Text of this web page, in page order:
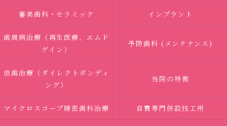
審美歯科・セラミック インプラント
歯周病治療（再生医療、エムド
ゲイン）
予防歯科 (メンテナンス)
虫歯治療（ダイレクトボンディ
ング）
当院の特徴
マイクロスコープ精密歯科治療 自費専門併設技工所